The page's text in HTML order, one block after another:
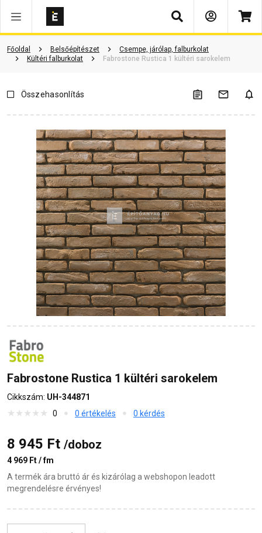
Keresés
Főoldal Belsőépítészet
Csempe, járólap, falburkolat
Kültéri falburkolat
Fabrostone Rustica 1 kültéri sarokelem
Vásárlói vélemények Kérdések és válaszok Kapcsolódó cikkek
Összehasonlítás
Fabrostone Rustica 1 kültéri sarokelem
Cikkszám: UH-344871
0
0 értékelés 0 kérdés
8 945 Ft /doboz
4 969 Ft / fm
A termék ára bruttó ár és kizárólag a webshopon leadott
megrendelésre érvényes!